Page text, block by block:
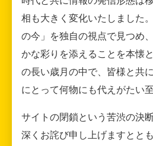
相も大きく変化いたしました
の今」を独自の視点で見つめ
かな彩りを添えることを本懐
の長い歳月の中で、皆様と共
にとって何物にも代えがたい
サイトの閉鎖という苦渋の決
深くお詫び申し上げますとと